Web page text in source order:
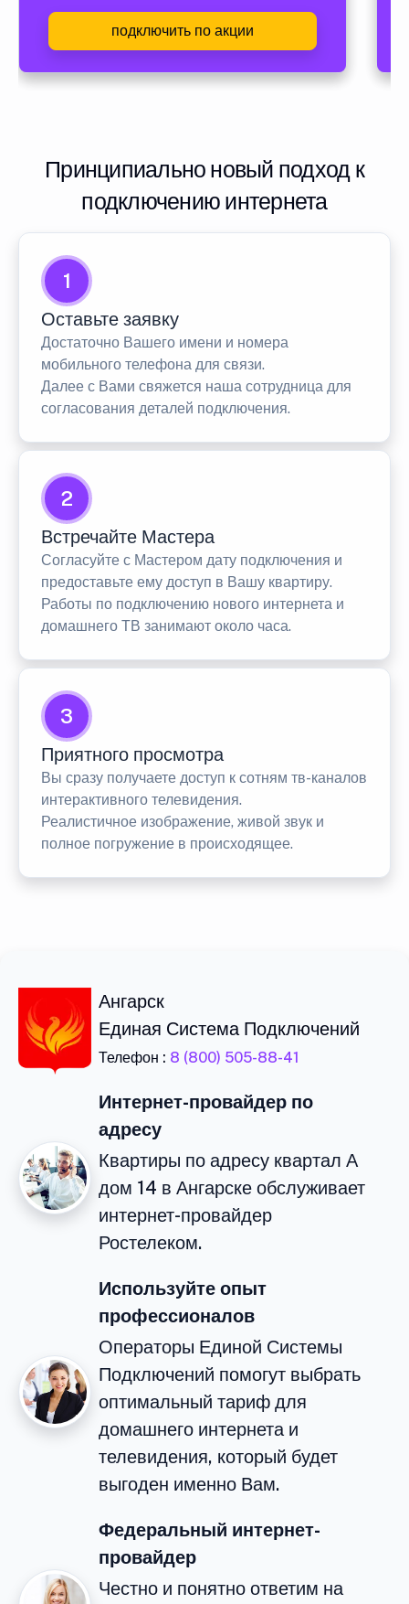
подключить по акции
Принципиально новый подход к
подключению интернета
1
Оставьте заявку
Достаточно Вашего имени и номера
мобильного телефона для связи.
Далее с Вами свяжется наша сотрудница для
согласования деталей подключения.
2
Встречайте Мастера
Согласуйте с Мастером дату подключения и
предоставьте ему доступ в Вашу квартиру.
Работы по подключению нового интернета и
домашнего ТВ занимают около часа.
3
Приятного просмотра
Вы сразу получаете доступ к сотням тв-каналов
интерактивного телевидения.
Реалистичное изображение, живой звук и
полное погружение в происходящее.
Ангарск
Единая Система Подключений
Телефон : 8 (800) 505-88-41
Интернет-провайдер по
адресу
Квартиры по адресу квартал А
дом 14 в Ангарске обслуживает
интернет-провайдер
Ростелеком.
Используйте опыт
профессионалов
Операторы Единой Системы
Подключений помогут выбрать
оптимальный тариф для
домашнего интернета и
телевидения, который будет
выгоден именно Вам.
Федеральный интернет-
провайдер
Честно и понятно ответим на